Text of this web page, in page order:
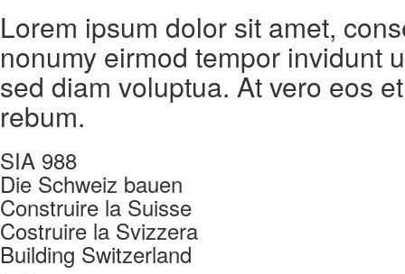
Lorem ipsum dolor sit amet,
nonumy eirmod tempor invidunt
sed diam voluptua. At vero eos
rebum.
SIA 988
Die Schweiz bauen
Construire la Suisse
Costruire la Svizzera
Building Switzerland